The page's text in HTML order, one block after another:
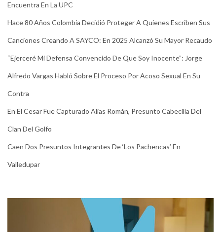
Encuentra En La UPC
Hace 80 Años Colombia Decidió Proteger A Quienes Escriben Sus
Canciones Creando A SAYCO: En 2025 Alcanzó Su Mayor Recaudo
“Ejerceré Mi Defensa Convencido De Que Soy Inocente”: Jorge
Alfredo Vargas Habló Sobre El Proceso Por Acoso Sexual En Su
Contra
En El Cesar Fue Capturado Alias Román, Presunto Cabecilla Del
Clan Del Golfo
Caen Dos Presuntos Integrantes De ‘Los Pachencas’ En
Valledupar